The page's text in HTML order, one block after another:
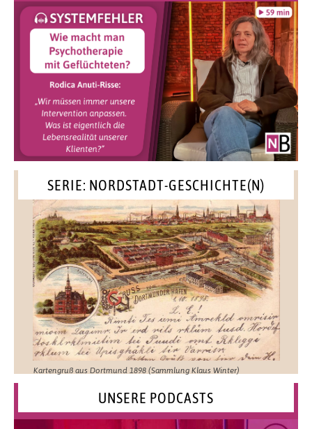
SERIE: NORDSTADT-GESCHICHTE(N)
Kartengruß aus Dortmund 1898 (Sammlung Klaus Winter)
UNSERE PODCASTS